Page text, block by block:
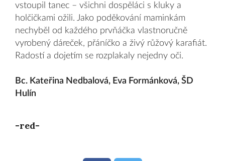
vstoupil tanec – všichni dospěláci s kluky a
holčičkami ožili. Jako poděkování maminkám
nechyběl od každého prvňáčka vlastnoručně
vyrobený dáreček, přáníčko a živý růžový karafiát.
Radostí a dojetím se rozplakaly nejedny oči.
Bc. Kateřina Nedbalová, Eva Formánková, ŠD
Hulín
-red-